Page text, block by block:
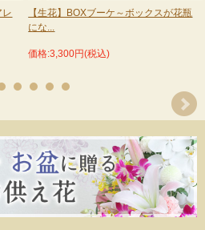
レ
【生花】BOXブーケ～ボックスが花瓶
にな...
価格:3,300円(税込)